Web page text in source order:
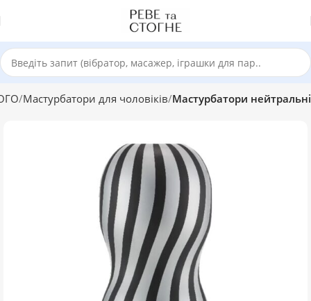
Мастурбатори для чоловіків Мастурбатори нейтральні